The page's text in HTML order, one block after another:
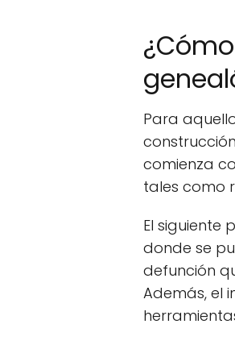
Para
comienza
tales como
El siguiente
donde se
defunción
Además, el